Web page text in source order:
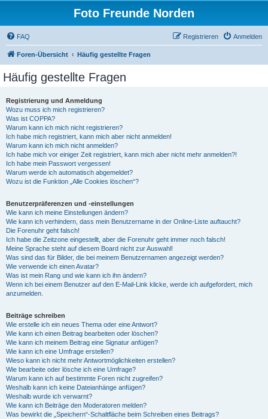
Foto Freunde Norden
FAQ Anmelden
Registrieren
Foren-Übersicht Häufig gestellte Fragen
Häufig gestellte Fragen
Registrierung und Anmeldung
Wozu muss ich mich registrieren?
Was ist COPPA?
Warum kann ich mich nicht registrieren?
Ich habe mich registriert, kann mich aber nicht anmelden!
Warum kann ich mich nicht anmelden?
Ich habe mich vor einiger Zeit registriert, kann mich aber nicht mehr anmelden?!
Ich habe mein Passwort vergessen!
Warum werde ich automatisch abgemeldet?
Wozu ist die Funktion „Alle Cookies löschen“?
Benutzerpräferenzen und -einstellungen
Wie kann ich meine Einstellungen ändern?
Wie kann ich verhindern, dass mein Benutzername in der Online-Liste auftaucht?
Die Forenuhr geht falsch!
Ich habe die Zeitzone eingestellt, aber die Forenuhr geht immer noch falsch!
Meine Sprache steht auf diesem Board nicht zur Auswahl!
Was sind das für Bilder, die bei meinem Benutzernamen angezeigt werden?
Wie verwende ich einen Avatar?
Was ist mein Rang und wie kann ich ihn ändern?
Wenn ich bei einem Benutzer auf den E-Mail-Link klicke, werde ich aufgefordert, mich
anzumelden.
Beiträge schreiben
Wie erstelle ich ein neues Thema oder eine Antwort?
Wie kann ich einen Beitrag bearbeiten oder löschen?
Wie kann ich meinem Beitrag eine Signatur anfügen?
Wie kann ich eine Umfrage erstellen?
Wieso kann ich nicht mehr Antwortmöglichkeiten erstellen?
Wie bearbeite oder lösche ich eine Umfrage?
Warum kann ich auf bestimmte Foren nicht zugreifen?
Weshalb kann ich keine Dateianhänge anfügen?
Weshalb wurde ich verwarnt?
Wie kann ich Beiträge den Moderatoren melden?
Was bewirkt die „Speichern“-Schaltfläche beim Schreiben eines Beitrags?